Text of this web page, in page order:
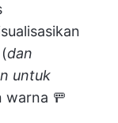
dan
untuk
warna 🚥